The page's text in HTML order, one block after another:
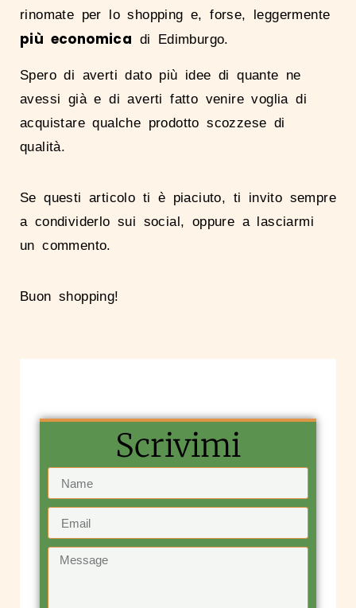
rinomate per lo shopping e, forse, leggermente
più economica di Edimburgo.
Spero di averti dato più idee di quante ne
avessi già e di averti fatto venire voglia di
acquistare qualche prodotto scozzese di
qualità.
Se questi articolo ti è piaciuto, ti invito sempre
a condividerlo sui social, oppure a lasciarmi
un commento.
Buon shopping!
Scrivimi